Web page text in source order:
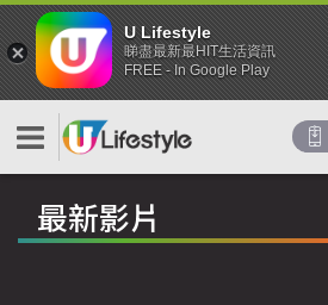
最新影片
U Lifestyle
睇盡最新最HIT生活資訊
FREE - In Google Play